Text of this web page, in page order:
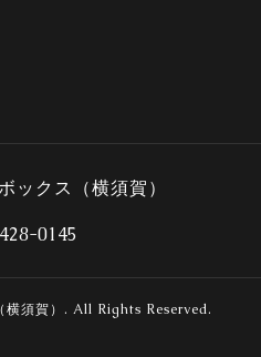
ックス（横須賀）
0145
須賀） . All Rights Reserved.